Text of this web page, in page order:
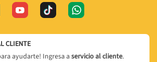
CLIENTE
ayudarte! Ingresa a servicio al cliente.